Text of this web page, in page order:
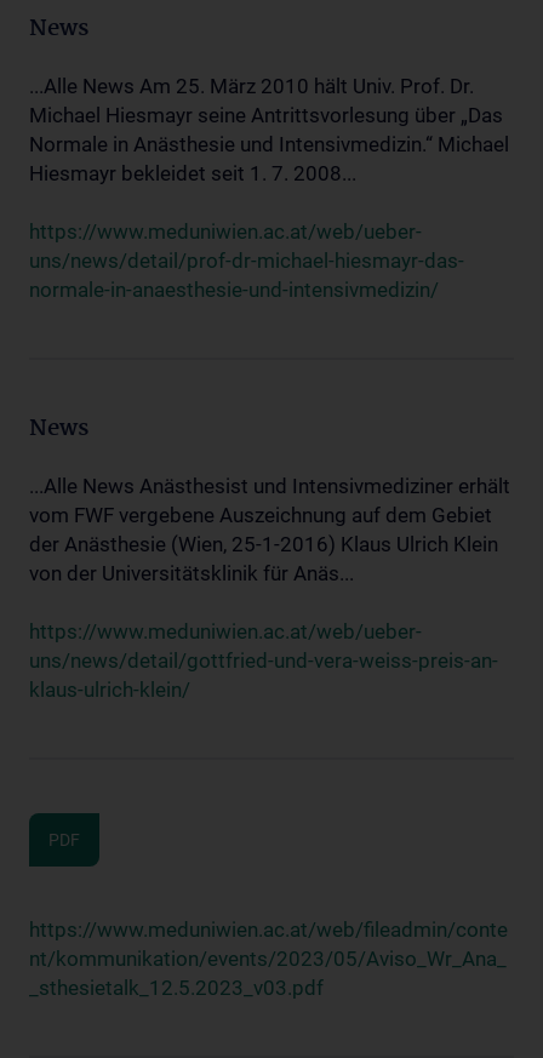
News
...Alle News Am 25. März 2010 hält Univ. Prof. Dr.
Michael Hiesmayr seine Antrittsvorlesung über „Das
Normale in Anästhesie und Intensivmedizin.“ Michael
Hiesmayr bekleidet seit 1. 7. 2008...
https://www.meduniwien.ac.at/web/ueber-
uns/news/detail/prof-dr-michael-hiesmayr-das-
normale-in-anaesthesie-und-intensivmedizin/
News
...Alle News Anästhesist und Intensivmediziner erhält
vom FWF vergebene Auszeichnung auf dem Gebiet
der Anästhesie (Wien, 25-1-2016) Klaus Ulrich Klein
von der Universitätsklinik für Anäs...
https://www.meduniwien.ac.at/web/ueber-
uns/news/detail/gottfried-und-vera-weiss-preis-an-
klaus-ulrich-klein/
PDF
https://www.meduniwien.ac.at/web/fileadmin/conte
nt/kommunikation/events/2023/05/Aviso_Wr_Ana_
_sthesietalk_12.5.2023_v03.pdf